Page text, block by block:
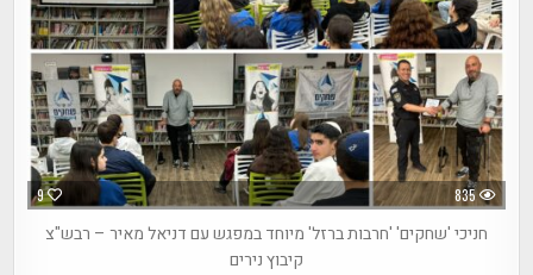
9 835
חניכי 'שחקים' 'חרבות ברזל' מיוחד במפגש עם דניאל מאיר – רבש"צ
קיבוץ נירים